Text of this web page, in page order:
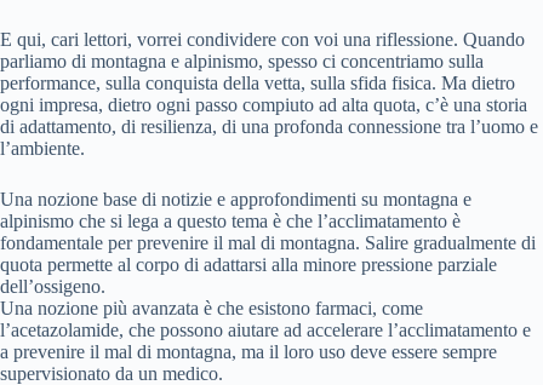
E qui, cari lettori, vorrei condividere con voi una riflessione. Quando
parliamo di montagna e alpinismo, spesso ci concentriamo sulla
performance, sulla conquista della vetta, sulla sfida fisica. Ma dietro
ogni impresa, dietro ogni passo compiuto ad alta quota, c’è una storia
di adattamento, di resilienza, di una profonda connessione tra l’uomo e
l’ambiente.
Una nozione base di notizie e approfondimenti su montagna e
alpinismo che si lega a questo tema è che l’acclimatamento è
fondamentale per prevenire il mal di montagna. Salire gradualmente di
quota permette al corpo di adattarsi alla minore pressione parziale
dell’ossigeno.
Una nozione più avanzata è che esistono farmaci, come
l’acetazolamide, che possono aiutare ad accelerare l’acclimatamento e
a prevenire il mal di montagna, ma il loro uso deve essere sempre
supervisionato da un medico.